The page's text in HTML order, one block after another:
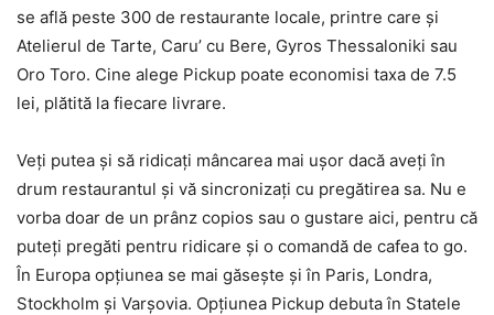
se află peste 300 de restaurante locale, printre care şi
Atelierul de Tarte, Caru’ cu Bere, Gyros Thessaloniki sau
Oro Toro. Cine alege Pickup poate economisi taxa de 7.5
lei, plătită la fiecare livrare.
Veţi putea şi să ridicaţi mâncarea mai uşor dacă aveţi în
drum restaurantul şi vă sincronizaţi cu pregătirea sa. Nu e
vorba doar de un prânz copios sau o gustare aici, pentru că
puteţi pregăti pentru ridicare şi o comandă de cafea to go.
În Europa opţiunea se mai găseşte şi în Paris, Londra,
Stockholm şi Varşovia. Opţiunea Pickup debuta în Statele